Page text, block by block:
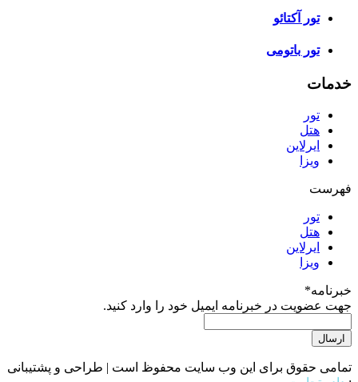
تور آکتائو
تور باتومی
خدمات
تور
هتل
ایرلاین
ویزا
فهرست
تور
هتل
ایرلاین
ویزا
خبرنامه*
جهت عضویت در خبرنامه ایمیل خود را وارد کنید.
تمامی حقوق برای این وب سایت محفوظ است | طراحی و پشتیبانی